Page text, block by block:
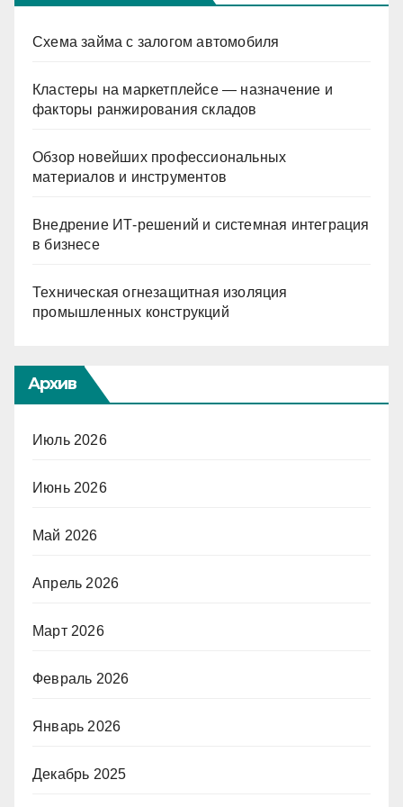
Схема займа с залогом автомобиля
Кластеры на маркетплейсе — назначение и
факторы ранжирования складов
Обзор новейших профессиональных
материалов и инструментов
Внедрение ИТ-решений и системная интеграция
в бизнесе
Техническая огнезащитная изоляция
промышленных конструкций
Архив
Июль 2026
Июнь 2026
Май 2026
Апрель 2026
Март 2026
Февраль 2026
Январь 2026
Декабрь 2025